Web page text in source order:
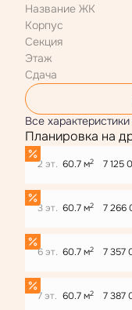
Название ЖК
Корпус
Секция
Этаж
Сдача
Все характеристики
Планировка на
2 эт. 60.7 м2 7 125
3 эт. 60.7 м2 7 266
6 эт. 60.7 м2 7 357
7 эт. 60.7 м2 7 387